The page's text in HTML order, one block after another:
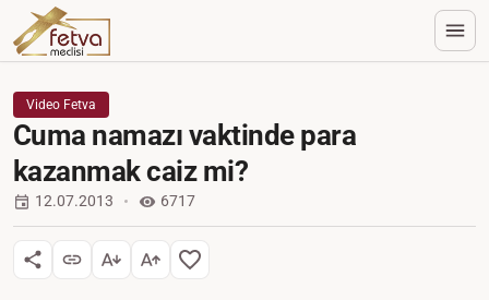
Video Fetva
Cuma namazı vaktinde para
kazanmak caiz mi?
12.07.2013 6717